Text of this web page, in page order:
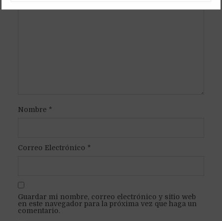
Nombre*
Correo Electrónico *
Guardar mi nombre, correo electrónico y sitio web
en este navegador para la próxima vez que haga un
comentario.